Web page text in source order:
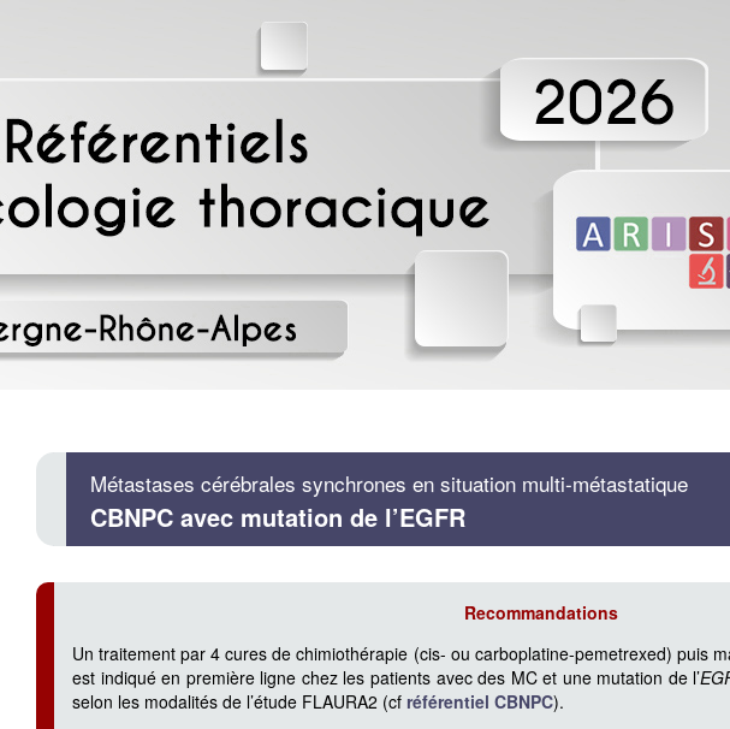
Métastases cérébrales synchrones en situation multi‐métastatique
CBNPC avec mutation de l’EGFR
Recommandations
Un traitement par 4 cures de chimiothérapie (cis- ou carboplatine-pemetrexed) puis
est indiqué en première ligne chez les patients avec des MC et une mutation de l’
selon les modalités de l’étude FLAURA2 (cf référentiel CBNPC).